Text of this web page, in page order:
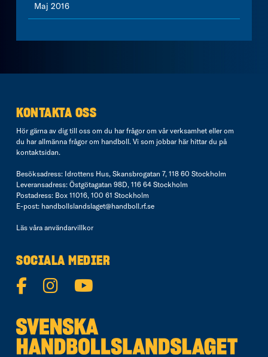
Maj 2016
KONTAKTA OSS
Hör gärna av dig till oss om du har frågor om vår verksamhet eller om
du har allmänna frågor om handboll. Vi som jobbar här hittar du på
kontaktsidan.
Besöksadress: Idrottens Hus, Skansbrogatan 7, 118 60 Stockholm
Leveransadress: Östgötagatan 98D, 116 64 Stockholm
Postadress: Box 11016, 100 61 Stockholm
E-post: handbollslandslaget@handboll.rf.se
Läs våra användarvillkor
SOCIALA MEDIER